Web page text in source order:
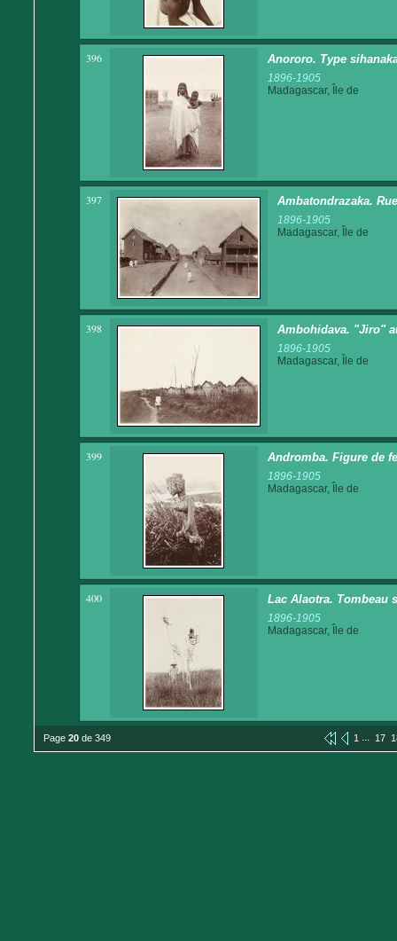
396 Anororo. Type
1896-1905
Madagascar, Île de
397 Ambatondrazaka.
1896-1905
Madagascar, Île de
398 Ambohidava. "Jiro"
1896-1905
Madagascar, Île de
399 Andromba. Figure de
1896-1905
Madagascar, Île de
400 Lac Alaotra. Tombeau
1896-1905
Madagascar, Île de
Page 20 de 349 1 ... 17